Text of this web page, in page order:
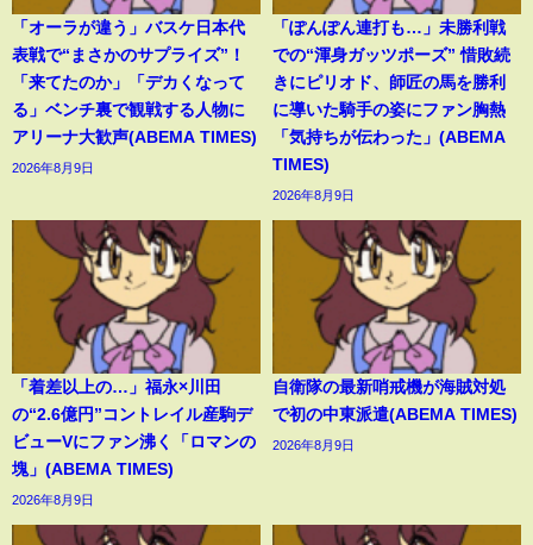
「オーラが違う」バスケ日本代
表戦で“まさかのサプライズ”！
「来てたのか」「デカくなって
る」ベンチ裏で観戦する人物に
アリーナ大歓声(ABEMA TIMES)
2026年8月9日
「ぽんぽん連打も…」未勝利戦
での“渾身ガッツポーズ” 惜敗続
きにピリオド、師匠の馬を勝利
に導いた騎手の姿にファン胸熱
「気持ちが伝わった」(ABEMA
TIMES)
2026年8月9日
「着差以上の…」福永×川田
の“2.6億円”コントレイル産駒デ
ビューVにファン沸く「ロマンの
塊」(ABEMA TIMES)
2026年8月9日
自衛隊の最新哨戒機が海賊対処
で初の中東派遣(ABEMA TIMES)
2026年8月9日